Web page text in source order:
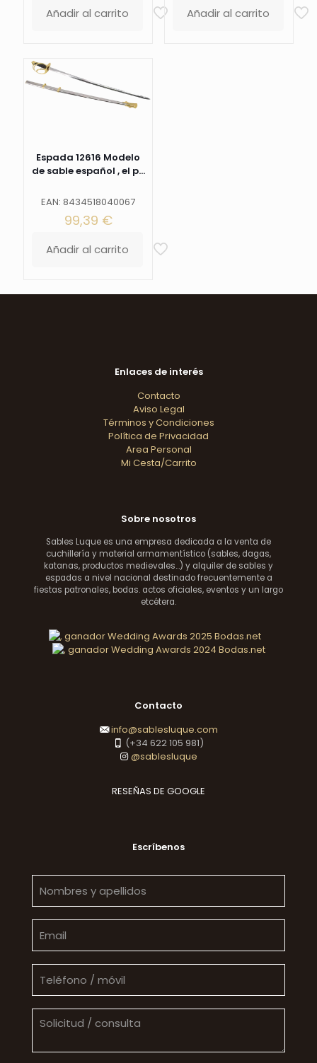
Añadir al carrito Añadir al carrito
Espada 12616 Modelo
de sable español , el p...
EAN: 8434518040067
99,39 €
Añadir al carrito
Enlaces de interés
Contacto
Aviso Legal
Términos y Condiciones
Política de Privacidad
Area Personal
Mi Cesta/Carrito
Sobre nosotros
Sables Luque es una empresa dedicada a la venta de
cuchillería y material armamentístico (sables, dagas,
katanas, productos medievales...) y alquiler de sables y
espadas a nivel nacional destinado frecuentemente a
fiestas patronales, bodas. actos oficiales, eventos y un largo
etcétera.
Contacto
info@sablesluque.com
(+34 622 105 981)
@sablesluque
RESEÑAS DE GOOGLE
Escríbenos